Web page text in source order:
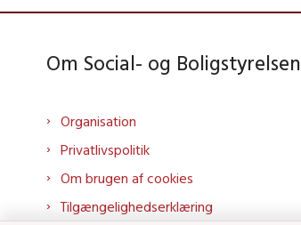
Om Social- og Boligstyrelsen
Organisation
Privatlivspolitik
Om brugen af cookies
Tilgængelighedserklæring